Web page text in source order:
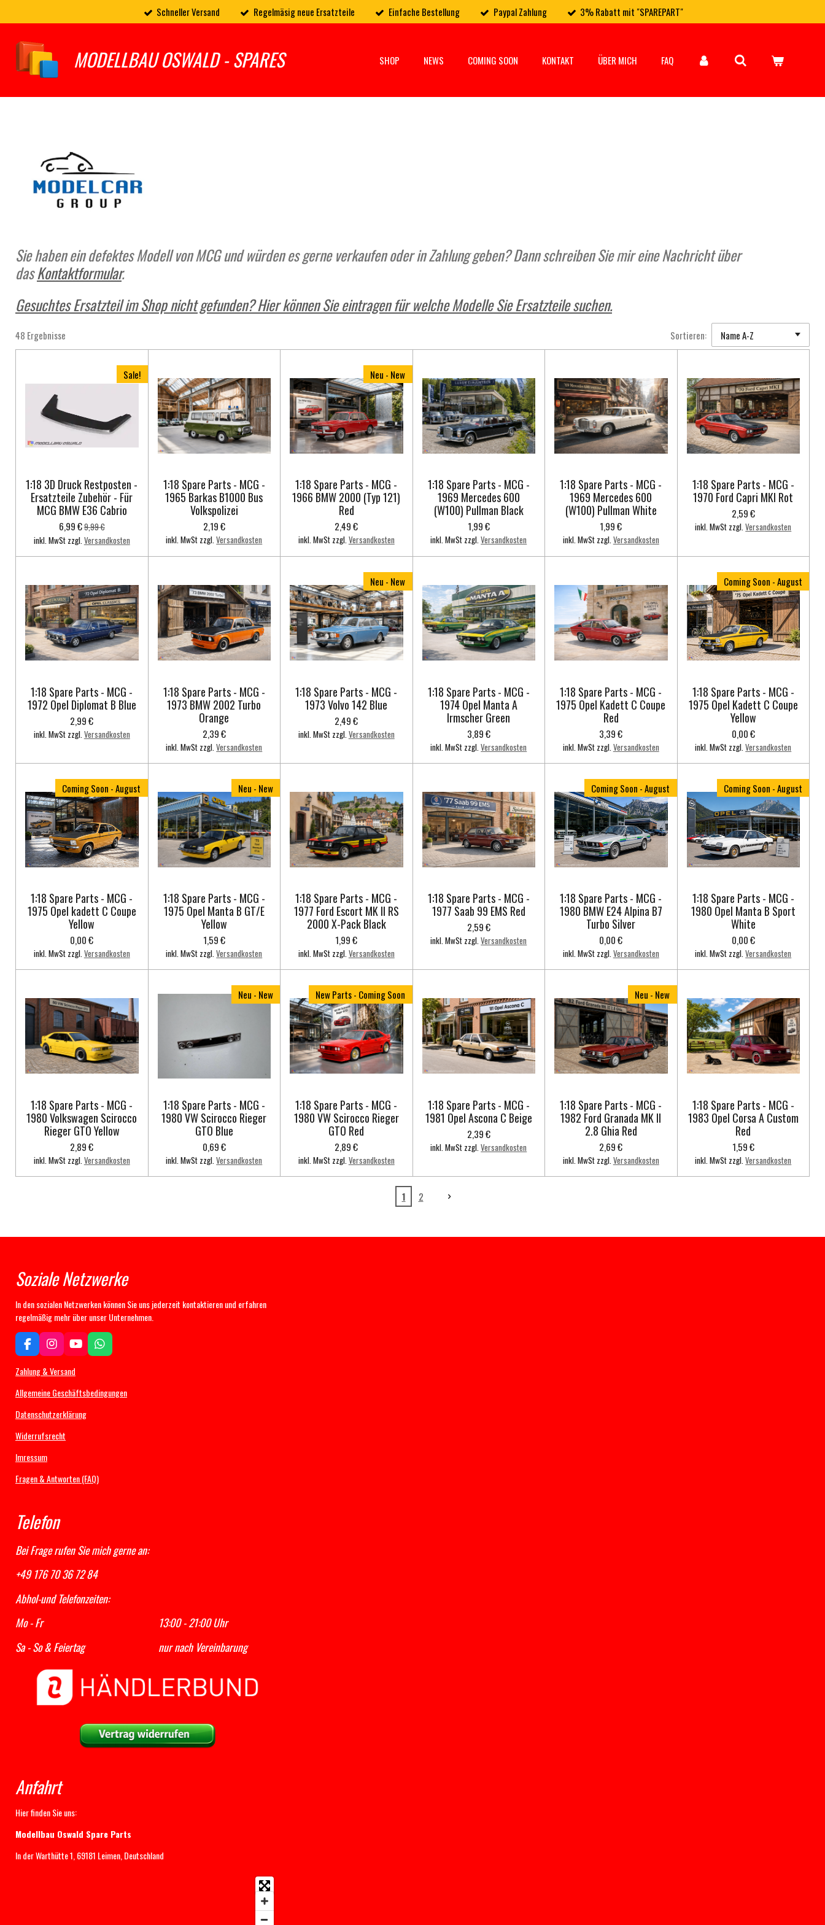
Hauptinhalt
springen
Schneller Versand Regelmäsig neue Ersatzteile Einfache Bestellung Paypal Zahlung 3% Rabatt mit "SPAREPART"
MODELLBAU OSWALD - SPARES SHOP NEWS COMING SOON KONTAKT ÜBER MICH FAQ
Sie haben ein defektes Modell von MCG und würden es gerne verkaufen oder in Zahlung geben? Dann schreiben Sie mir eine Nachricht über
dasKontaktformular.
Gesuchtes Ersatzteil im Shop nicht gefunden? Hier können Sie eintragen für welche Modelle Sie Ersatzteile suchen.
48 Ergebnisse Sortieren:
Sale!
1:18 3D Druck Restposten -
Ersatzteile Zubehör - Für
MCG BMW E36 Cabrio
6,99 €9,99 €
inkl. MwSt zzgl.Versandkosten
1:18 Spare Parts - MCG -
1965 Barkas B1000 Bus
Volkspolizei
2,19 €
inkl. MwSt zzgl.Versandkosten
Neu - New
1:18 Spare Parts - MCG -
1966 BMW 2000 (Typ 121)
Red
2,49 €
inkl. MwSt zzgl.Versandkosten
1:18 Spare Parts - MCG -
1969 Mercedes 600
(W100) Pullman Black
1,99 €
inkl. MwSt zzgl.Versandkosten
1:18 Spare Parts - MCG -
1969 Mercedes 600
(W100) Pullman White
1,99 €
inkl. MwSt zzgl.Versandkosten
1:18 Spare Parts - MCG -
1970 Ford Capri MKI Rot
2,59 €
inkl. MwSt zzgl.Versandkosten
1:18 Spare Parts - MCG -
1972 Opel Diplomat B Blue
2,99 €
inkl. MwSt zzgl. Versandkosten
1:18 Spare Parts - MCG -
1973 BMW 2002 Turbo
Orange
2,39 €
inkl. MwSt zzgl.Versandkosten
Neu - New
1:18 Spare Parts - MCG -
1973 Volvo 142 Blue
2,49 €
inkl. MwSt zzgl. Versandkosten
1:18 Spare Parts - MCG -
1974 Opel Manta A
Irmscher Green
3,89 €
inkl. MwSt zzgl.Versandkosten
1:18 Spare Parts - MCG -
1975 Opel Kadett C Coupe
Red
3,39 €
inkl. MwSt zzgl. Versandkosten
Coming Soon - August
1:18 Spare Parts - MCG -
1975 Opel Kadett C Coupe
Yellow
0,00 €
inkl. MwSt zzgl.Versandkosten
Coming Soon - August
1:18 Spare Parts - MCG -
1975 Opel kadett C Coupe
Yellow
0,00 €
inkl. MwSt zzgl.Versandkosten
Neu - New
1:18 Spare Parts - MCG -
1975 Opel Manta B GT/E
Yellow
1,59 €
inkl. MwSt zzgl.Versandkosten
1:18 Spare Parts - MCG -
1977 Ford Escort MK II RS
2000 X-Pack Black
1,99 €
inkl. MwSt zzgl.Versandkosten
1:18 Spare Parts - MCG -
1977 Saab 99 EMS Red
2,59 €
inkl. MwSt zzgl.Versandkosten
Coming Soon - August
1:18 Spare Parts - MCG -
1980 BMW E24 Alpina B7
Turbo Silver
0,00 €
inkl. MwSt zzgl.Versandkosten
Coming Soon - August
1:18 Spare Parts - MCG -
1980 Opel Manta B Sport
White
0,00 €
inkl. MwSt zzgl.Versandkosten
1:18 Spare Parts - MCG -
1980 Volkswagen Scirocco
Rieger GTO Yellow
2,89 €
inkl. MwSt zzgl. Versandkosten
Neu - New
1:18 Spare Parts - MCG -
1980 VW Scirocco Rieger
GTO Blue
0,69 €
inkl. MwSt zzgl.Versandkosten
New Parts - Coming Soon
1:18 Spare Parts - MCG -
1980 VW Scirocco Rieger
GTO Red
2,89 €
inkl. MwSt zzgl. Versandkosten
1:18 Spare Parts - MCG -
1981 Opel Ascona C Beige
2,39 €
inkl. MwSt zzgl.Versandkosten
Neu - New
1:18 Spare Parts - MCG -
1982 Ford Granada MK II
2.8 Ghia Red
2,69 €
inkl. MwSt zzgl. Versandkosten
1:18 Spare Parts - MCG -
1983 Opel Corsa A Custom
Red
1,59 €
inkl. MwSt zzgl.Versandkosten
1 2
Soziale Netzwerke
In den sozialen Netzwerken können Sie uns jederzeit kontaktieren und erfahren
regelmäßig mehr über unser Unternehmen.
F
a
c
b
o
I
n
s
a
r
m
Y
o
u
u
e
W
h
s
Zahlung & Versand
Allgemeine Geschäftsbedingungen
Datenschutzerklärung
Widerrufsrecht
Imressum
Fragen & Antworten (FAQ)
Telefon
Bei Frage rufen Sie mich gerne an:
+49 176 70 36 72 84
Abhol-und Telefonzeiten:
Mo - Fr 13:00 - 21:00 Uhr
Sa - So & Feiertag nur nach Vereinbarung
Anfahrt
Hier finden Sie uns:
Modellbau Oswald Spare Parts
In der Warthütte 1, 69181 Leimen, Deutschland